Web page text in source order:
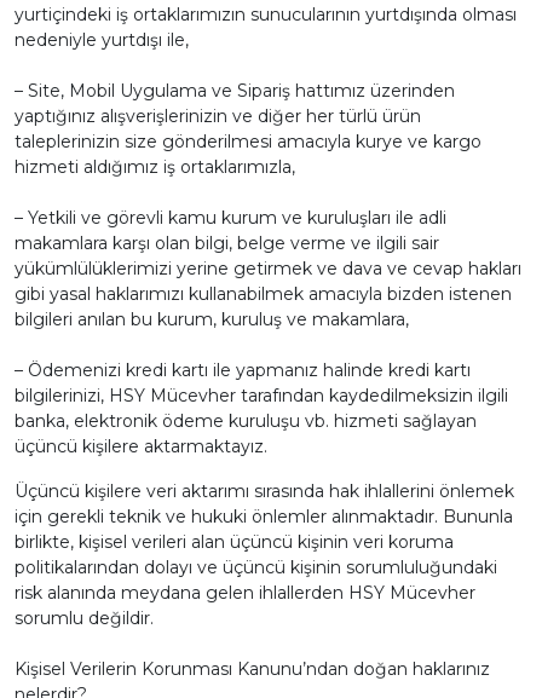
yurtiçindeki iş ortaklarımızın sunucularının yurtdışında olması
nedeniyle yurtdışı ile,
– Site, Mobil Uygulama ve Sipariş hattımız üzerinden
yaptığınız alışverişlerinizin ve diğer her türlü ürün
taleplerinizin size gönderilmesi amacıyla kurye ve kargo
hizmeti aldığımız iş ortaklarımızla,
– Yetkili ve görevli kamu kurum ve kuruluşları ile adli
makamlara karşı olan bilgi, belge verme ve ilgili sair
yükümlülüklerimizi yerine getirmek ve dava ve cevap hakları
gibi yasal haklarımızı kullanabilmek amacıyla bizden istenen
bilgileri anılan bu kurum, kuruluş ve makamlara,
– Ödemenizi kredi kartı ile yapmanız halinde kredi kartı
bilgilerinizi, HSY Mücevher tarafından kaydedilmeksizin ilgili
banka, elektronik ödeme kuruluşu vb. hizmeti sağlayan
üçüncü kişilere aktarmaktayız.
Üçüncü kişilere veri aktarımı sırasında hak ihlallerini önlemek
için gerekli teknik ve hukuki önlemler alınmaktadır. Bununla
birlikte, kişisel verileri alan üçüncü kişinin veri koruma
politikalarından dolayı ve üçüncü kişinin sorumluluğundaki
risk alanında meydana gelen ihlallerden HSY Mücevher
sorumlu değildir.
Kişisel Verilerin Korunması Kanunu’ndan doğan haklarınız